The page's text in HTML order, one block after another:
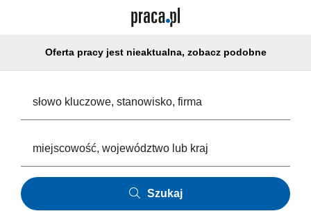
Oferta pracy jest nieaktualna, zobacz podobne
Szukaj